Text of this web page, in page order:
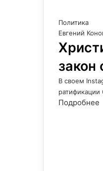
Политика
Евгений
закон
В своем
Подробнее